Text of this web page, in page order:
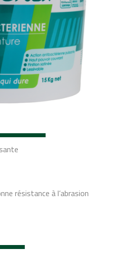
résistance à l’abrasion